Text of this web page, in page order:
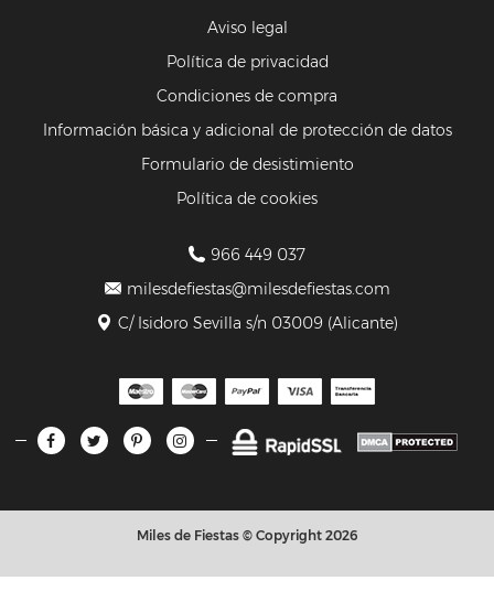
Aviso legal
Política de privacidad
Condiciones de compra
Información básica y adicional de protección de datos
Formulario de desistimiento
Política de cookies
966 449 037
milesdefiestas@milesdefiestas.com
C/ Isidoro Sevilla s/n 03009 (Alicante)
Miles de Fiestas © Copyright 2026